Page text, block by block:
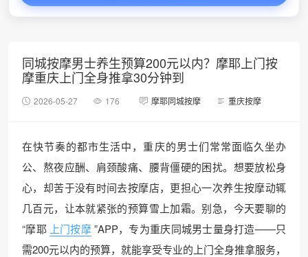
同城按摩男士养生预算200元以内？摩耶上门按
摩重庆上门全身推拿30分钟到
2026-05-27 176 摩耶同城按摩 重庆按摩
在快节奏的都市生活中，重庆的男士们常常面临久坐办
公、熬夜应酬、肩颈酸痛、腰背僵硬的困扰。想要放松身
心，却苦于没有时间去按摩店，更担心一次养生按摩动辄
几百元，让本就紧张的预算雪上加霜。别急，今天要聊的
“摩耶 上门按摩”APP，专为重庆同城男士量身打造——只
需200元以内的预算，就能享受专业的上门全身推拿服务，